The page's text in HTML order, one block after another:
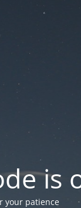
is
your patience!